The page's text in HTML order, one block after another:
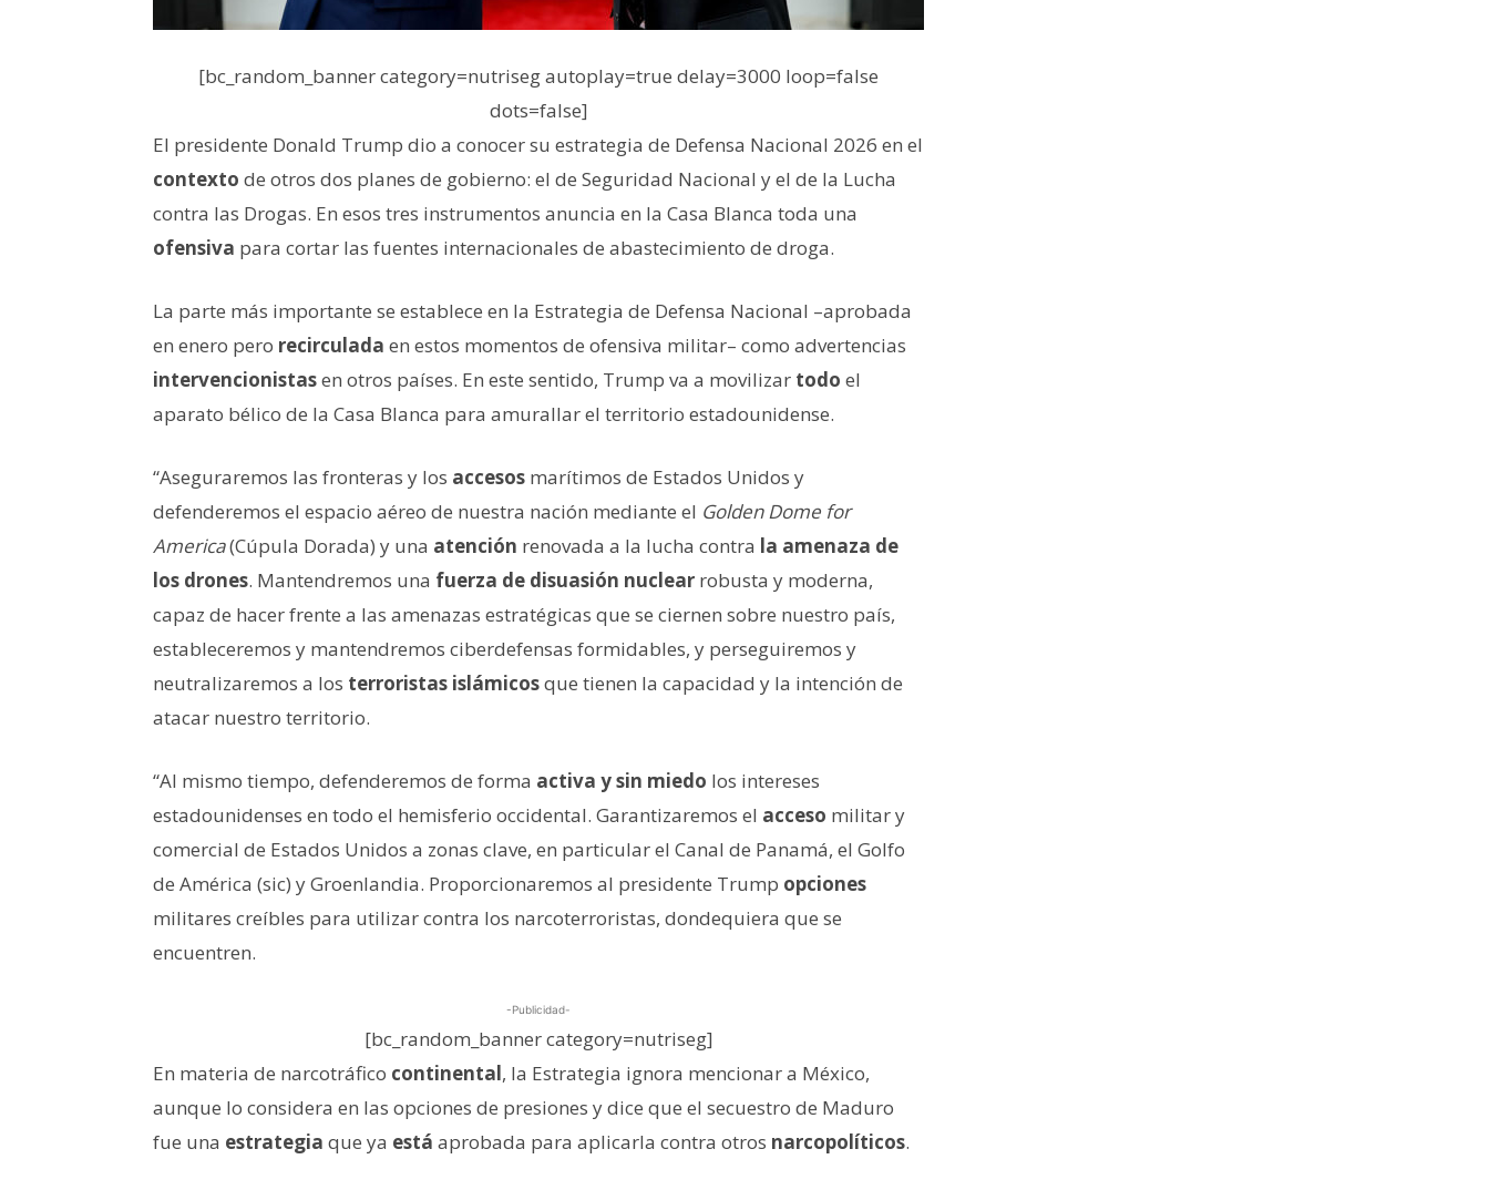
[bc_random_banner category=nutriseg autoplay=true delay=3000 loop=false
dots=false]
El presidente Donald Trump dio a conocer su estrategia de Defensa Nacional 2026 en el
contexto de otros dos planes de gobierno: el de Seguridad Nacional y el de la Lucha
contra las Drogas. En esos tres instrumentos anuncia en la Casa Blanca toda una
ofensiva para cortar las fuentes internacionales de abastecimiento de droga.
La parte más importante se establece en la Estrategia de Defensa Nacional –aprobada
en enero pero recirculada en estos momentos de ofensiva militar– como advertencias
intervencionistasen otros países. En este sentido, Trump va a movilizar todo el
aparato bélico de la Casa Blanca para amurallar el territorio estadounidense.
“Aseguraremos las fronteras y los accesos marítimos de Estados Unidos y
defenderemos el espacio aéreo de nuestra nación mediante el Golden Dome for
America(Cúpula Dorada) y una atención renovada a la lucha contra la amenaza de
los drones. Mantendremos una fuerza de disuasión nuclear robusta y moderna,
capaz de hacer frente a las amenazas estratégicas que se ciernen sobre nuestro país,
estableceremos y mantendremos ciberdefensas formidables, y perseguiremos y
neutralizaremos a los terroristas islámicosque tienen la capacidad y la intención de
atacar nuestro territorio.
“Al mismo tiempo, defenderemos de forma activa y sin miedo los intereses
estadounidenses en todo el hemisferio occidental. Garantizaremos el acceso militar y
comercial de Estados Unidos a zonas clave, en particular el Canal de Panamá, el Golfo
de América (sic) y Groenlandia. Proporcionaremos al presidente Trump opciones
militares creíbles para utilizar contra los narcoterroristas, dondequiera que se
encuentren.
-Publicidad-
[bc_random_banner category=nutriseg]
En materia de narcotráfico continental, la Estrategia ignora mencionar a México,
aunque lo considera en las opciones de presiones y dice que el secuestro de Maduro
fue una estrategia que ya está aprobada para aplicarla contra otros narcopolíticos.